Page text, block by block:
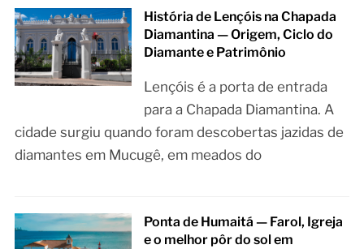
História de Lençóis na Chapada
Diamantina — Origem, Ciclo do
Diamante e Patrimônio
Lençóis é a porta de entrada
para a Chapada Diamantina. A
cidade surgiu quando foram descobertas jazidas de
diamantes em Mucugê, em meados do
Ponta de Humaitá — Farol, Igreja
e o melhor pôr do sol em